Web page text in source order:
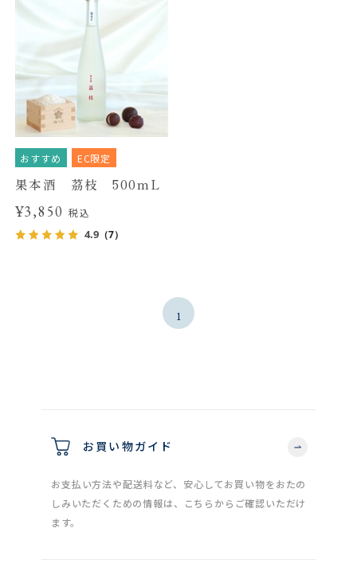
おすすめ EC限定
果本酒 茘枝 500mL
¥3,850税込
4.9（7）
1
お買い物ガイド
お支払い方法や配送料など、安心してお買い物をおたの
しみいただくための情報は、こちらからご確認いただけ
ます。